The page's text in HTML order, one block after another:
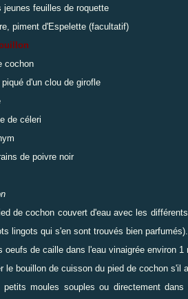
jeunes feuilles de roquette
piment d'Espelette (facultatif)
cochon
d'un clou de girofle
de céleri
de poivre noir
de cochon couvert d'eau avec les
lingots qui s'en sont trouvés bien
oeufs de caille dans l'eau vinaigrée environ
le bouillon de cuisson du pied de cochon
petits moules souples ou directement